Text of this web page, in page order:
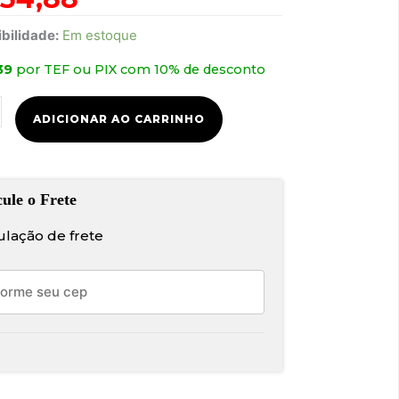
Em estoque
por TEF ou PIX com 10% de desconto
ADICIONAR AO CARRINHO
de frete